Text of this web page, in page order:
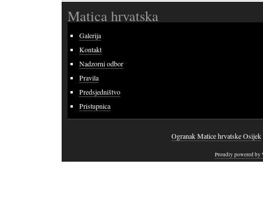
Matica hrvatska
Galerija
Kontakt
Nadzorni odbor
Pravila
Predsjedništvo
Pristupnica
Ogranak Matice hrvatske Osijek
Proudly powered by